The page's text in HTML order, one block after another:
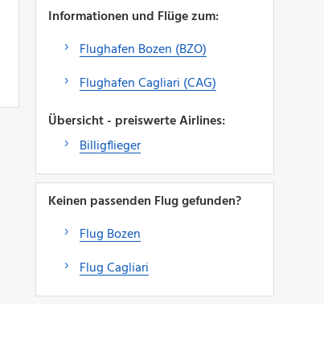
Informationen und Flüge zum:
Flughafen Bozen (BZO)
Flughafen Cagliari (CAG)
Übersicht - preiswerte Airlines:
Billigflieger
Keinen passenden Flug gefunden?
Flug Bozen
Flug Cagliari